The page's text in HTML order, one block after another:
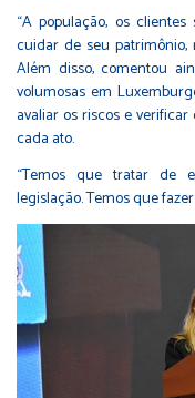
“A população, os
cuidar de seu patrimônio,
Além disso, comentou
volumosas em
avaliar os riscos e
cada ato.
“Temos que tratar de
legislação. Temos que